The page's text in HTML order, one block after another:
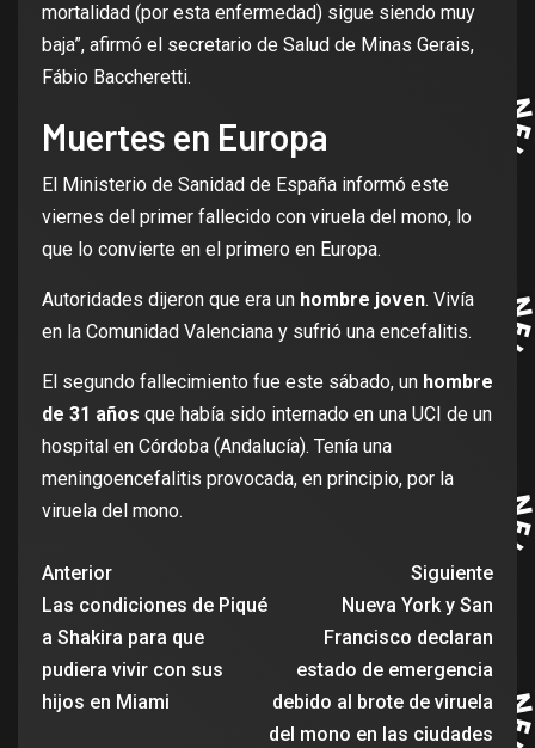
mortalidad (por esta enfermedad) sigue siendo muy
baja”, afirmó el secretario de Salud de Minas Gerais,
Fábio Baccheretti.
Muertes en Europa
El Ministerio de Sanidad de España informó este
viernes del primer fallecido con viruela del mono, lo
que lo convierte en el primero en Europa.
Autoridades dijeron que era un hombre joven. Vivía
en la Comunidad Valenciana y sufrió una encefalitis.
El segundo fallecimiento fue este sábado, un hombre
de 31 años que había sido internado en una UCI de un
hospital en Córdoba (Andalucía). Tenía una
meningoencefalitis provocada, en principio, por la
viruela del mono.
Anterior
Las condiciones de Piqué
a Shakira para que
pudiera vivir con sus
hijos en Miami
Siguiente
Nueva York y San
Francisco declaran
estado de emergencia
debido al brote de viruela
del mono en las ciudades